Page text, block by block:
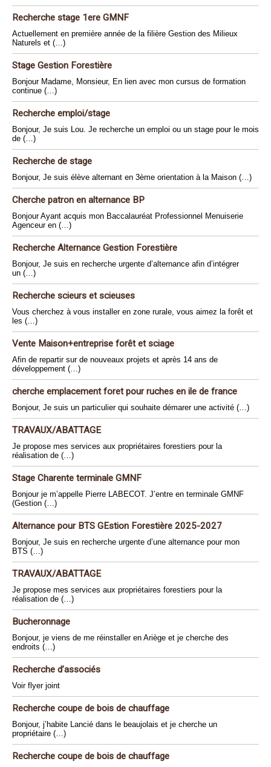
Recherche stage 1ere GMNF
Actuellement en première année de la filière Gestion des Milieux
Naturels et (…)
Stage Gestion Forestière
Bonjour Madame, Monsieur, En lien avec mon cursus de formation
continue (…)
Recherche emploi/stage
Bonjour, Je suis Lou. Je recherche un emploi ou un stage pour le mois
de (…)
Recherche de stage
Bonjour, Je suis élève alternant en 3ème orientation à la Maison (…)
Cherche patron en alternance BP
Bonjour Ayant acquis mon Baccalauréat Professionnel Menuiserie
Agenceur en (…)
Recherche Alternance Gestion Forestière
Bonjour, Je suis en recherche urgente d’alternance afin d’intégrer
un (…)
Recherche scieurs et scieuses
Vous cherchez à vous installer en zone rurale, vous aimez la forêt et
les (…)
Vente Maison+entreprise forêt et sciage
Afin de repartir sur de nouveaux projets et après 14 ans de
développement (…)
cherche emplacement foret pour ruches en ile de france
Bonjour, Je suis un particulier qui souhaite démarer une activité (…)
TRAVAUX/ABATTAGE
Je propose mes services aux propriétaires forestiers pour la
réalisation de (…)
Stage Charente terminale GMNF
Bonjour je m’appelle Pierre LABECOT. J’entre en terminale GMNF
(Gestion (…)
Alternance pour BTS GEstion Forestière 2025-2027
Bonjour, Je suis en recherche urgente d’une alternance pour mon
BTS (…)
TRAVAUX/ABATTAGE
Je propose mes services aux propriétaires forestiers pour la
réalisation de (…)
Bucheronnage
Bonjour, je viens de me réinstaller en Ariège et je cherche des
endroits (…)
Recherche d’associés
Voir flyer joint
Recherche coupe de bois de chauffage
Bonjour, j’habite Lancié dans le beaujolais et je cherche un
propriétaire (…)
Recherche coupe de bois de chauffage